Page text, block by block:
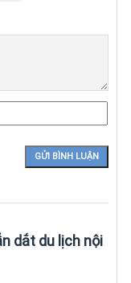
dắt du lịch nội